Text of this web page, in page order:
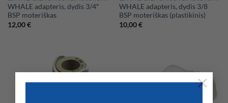
×
WHALE adapteris, dydis 3/4″
BSP moteriškas
12,00€
WHALE adapteris, dydis 3/8
BSP moteriškas (plastikinis)
10,00€